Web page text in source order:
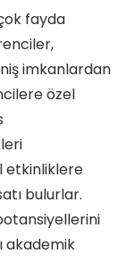
fayda
imkanlardan
özel
etkinliklere
bulurlar.
akademik